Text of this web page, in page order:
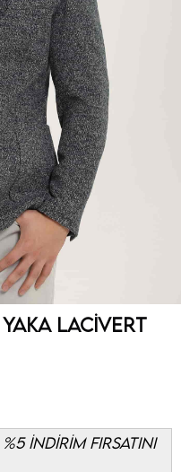
Lacivert
İNDİRİM FIRSATINI